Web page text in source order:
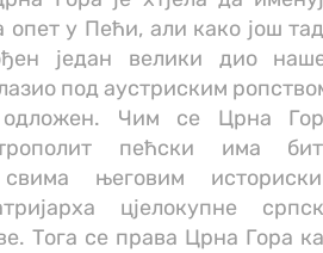
опет у Пећи, али како још
један велики дио
под аустриским
Чим се Црна
пећски има
његовим
цјелокупне
Тога се права Црна Гора